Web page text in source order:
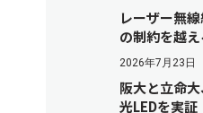
レーザー無
の制約を越え
2026年7月23日
阪大と立命
光LEDを実